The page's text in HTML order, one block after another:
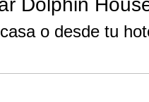
Dolphin
o desde tu